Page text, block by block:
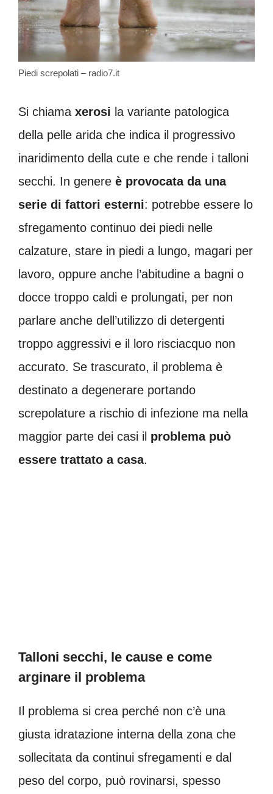
Piedi screpolati – radio7.it
Si chiama xerosi la variante patologica
della pelle arida che indica il progressivo
inaridimento della cute e che rende i talloni
secchi. In genere è provocata da una
serie di fattori esterni: potrebbe essere lo
sfregamento continuo dei piedi nelle
calzature, stare in piedi a lungo, magari per
lavoro, oppure anche l’abitudine a bagni o
docce troppo caldi e prolungati, per non
parlare anche dell’utilizzo di detergenti
troppo aggressivi e il loro risciacquo non
accurato. Se trascurato, il problema è
destinato a degenerare portando
screpolature a rischio di infezione ma nella
maggior parte dei casi il problema può
essere trattato a casa.
Talloni secchi, le cause e come
arginare il problema
Il problema si crea perché non c’è una
giusta idratazione interna della zona che
sollecitata da continui sfregamenti e dal
peso del corpo, può rovinarsi, spesso